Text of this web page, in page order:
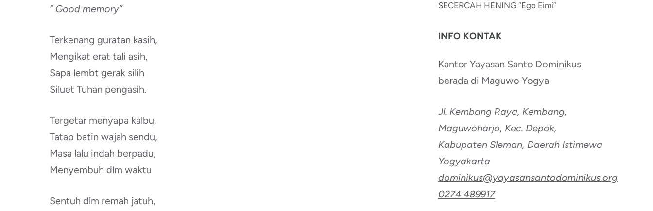
” Good memory”
Terkenang guratan kasih,
Mengikat erat tali asih,
Sapa lembt gerak silih
Siluet Tuhan pengasih.
Tergetar menyapa kalbu,
Tatap batin wajah sendu,
Masa lalu indah berpadu,
Menyembuh dlm waktu
Sentuh dlm remah jatuh,
SECERCAH HENING “Ego Eimi”
INFO KONTAK
Kantor Yayasan Santo Dominikus
berada di Maguwo Yogya
Jl. Kembang Raya, Kembang,
Maguwoharjo, Kec. Depok,
Kabupaten Sleman, Daerah Istimewa
Yogyakarta
dominikus@yayasansantodominikus.org
0274 489917